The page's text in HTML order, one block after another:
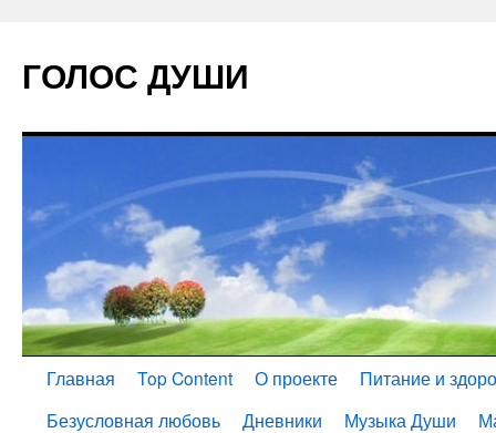
ГОЛОС ДУШИ
Главная Top Content О проекте
Питание и
Безусловная любовь
Дневники Музыка Души